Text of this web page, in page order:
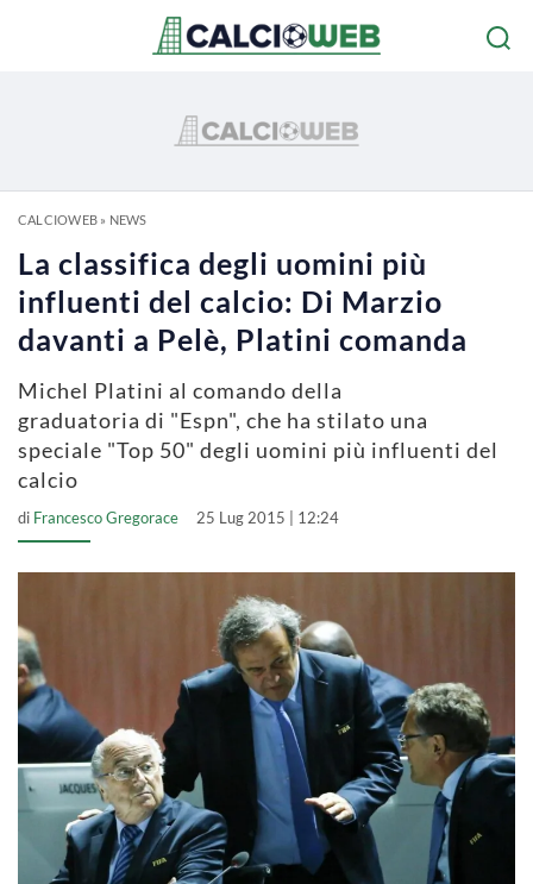
CALCIOWEB» NEWS
La classifica degli uomini più
influenti del calcio: Di Marzio
davanti a Pelè, Platini comanda
Michel Platini al comando della
graduatoria di "Espn", che ha stilato una
speciale "Top 50" degli uomini più influenti del
calcio
di Francesco Gregorace 25 Lug 2015 | 12:24